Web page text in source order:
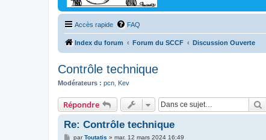
Accès rapide FAQ
Index du forum Forum du SCCF Discussion Ouverte
Contrôle technique
Modérateurs : pcn Kev
Répondre
Re: Contrôle technique
MparToutatis » mar. 12 mars 2024 16:49